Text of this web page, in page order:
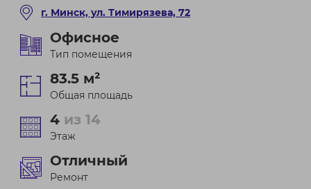
г. Минск, ул. Тимирязева, 72
Офисное
Тип помещения
83.5 м²
Общая площадь
4 из 14
Этаж
Отличный
Ремонт